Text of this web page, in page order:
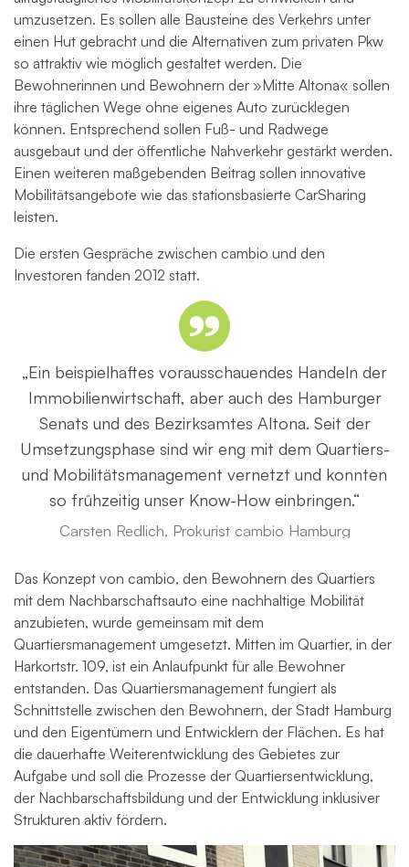
umzusetzen. Es sollen alle Bausteine des Verkehrs unter
einen Hut gebracht und die Alternativen zum privaten Pkw
so attraktiv wie möglich gestaltet werden. Die
Bewohnerinnen und Bewohnern der »Mitte Altona« sollen
ihre täglichen Wege ohne eigenes Auto zurücklegen
können. Entsprechend sollen Fuß- und Radwege
ausgebaut und der öffentliche Nahverkehr gestärkt werden.
Einen weiteren maßgebenden Beitrag sollen innovative
Mobilitätsangebote wie das stationsbasierte CarSharing
leisten.
Die ersten Gespräche zwischen cambio und den
Investoren fanden 2012 statt.
„Ein beispielhaftes vorausschauendes Handeln der
Immobilienwirtschaft, aber auch des Hamburger
Senats und des Bezirksamtes Altona. Seit der
Umsetzungsphase sind wir eng mit dem Quartiers-
und Mobilitätsmanagement vernetzt und konnten
so frühzeitig unser Know-How einbringen.“
Carsten Redlich, Prokurist cambio Hamburg
Das Konzept von cambio, den Bewohnern des Quartiers
mit dem Nachbarschaftsauto eine nachhaltige Mobilität
anzubieten, wurde gemeinsam mit dem
Quartiersmanagement umgesetzt. Mitten im Quartier, in der
Harkortstr. 109, ist ein Anlaufpunkt für alle Bewohner
entstanden. Das Quartiersmanagement fungiert als
Schnittstelle zwischen den Bewohnern, der Stadt Hamburg
und den Eigentümern und Entwicklern der Flächen. Es hat
die dauerhafte Weiterentwicklung des Gebietes zur
Aufgabe und soll die Prozesse der Quartiersentwicklung,
der Nachbarschaftsbildung und der Entwicklung inklusiver
Strukturen aktiv fördern.